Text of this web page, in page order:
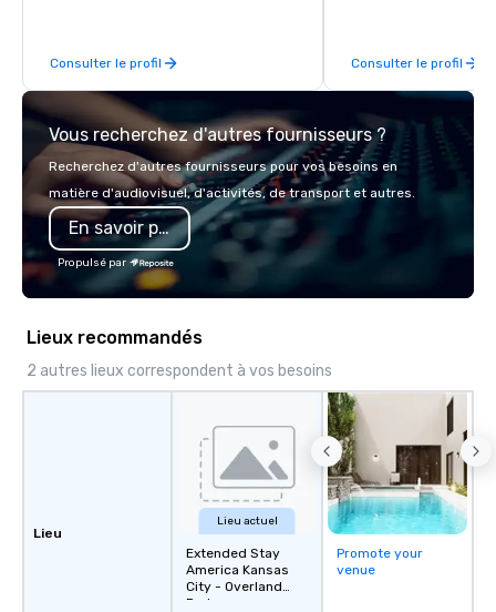
Consulter le profil
lunch, dinner,
dining, plus full-
options.
Consulter le profil
Vous recherchez d'autres fournisseurs ?
Recherchez d'autres fournisseurs pour vos besoins en
matière d'audiovisuel, d'activités, de transport et autres.
En savoir plus
Propulsé par
Lieux recommandés
2 autres lieux correspondent à vos besoins
Lieu
Lieu actuel
Extended Stay
America Kansas
City - Overland
Park
Promote your
venue